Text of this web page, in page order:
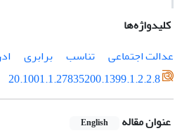
کلیدواژه‌ها
عدالت اجتماعی
تناسب برابری
20.1001.1.27835200.1399.1.2.2.8
عنوان مقاله English